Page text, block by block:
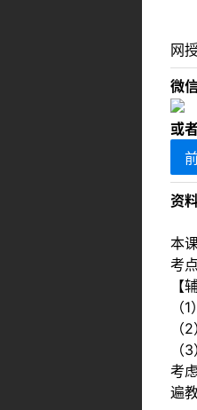
网
微
或
资
本
考
【
（
（
（
考
遍